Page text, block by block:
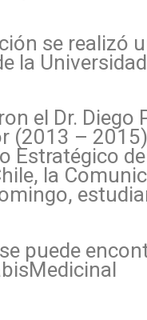
se realizó
la
el Dr. Diego
(2013 –
Estratégico
la
puede